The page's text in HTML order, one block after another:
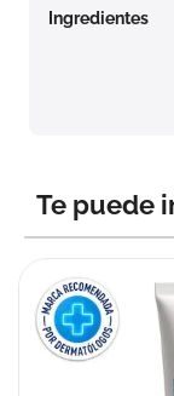
Ingredientes
Te puede